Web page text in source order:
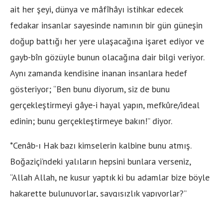
ait her şeyi, dünya ve mâfîhâyı istihkar edecek
fedakar insanlar sayesinde namının bir gün güneşin
doğup battığı her yere ulaşacağına işaret ediyor ve
gayb-bîn gözüyle bunun olacağına dair bilgi veriyor.
Aynı zamanda kendisine inanan insanlara hedef
gösteriyor; “Ben bunu diyorum, siz de bunu
gerçekleştirmeyi gâye-i hayal yapın, mefkûre/ideal
edinin; bunu gerçekleştirmeye bakın!” diyor.
*Cenâb-ı Hak bazı kimselerin kalbine bunu atmış.
Boğaziçi’ndeki yalıların hepsini bunlara verseniz,
“Allah Allah, ne kusur yaptık ki bu adamlar bize böyle
hakarette bulunuyorlar, saygısızlık yapıyorlar?”